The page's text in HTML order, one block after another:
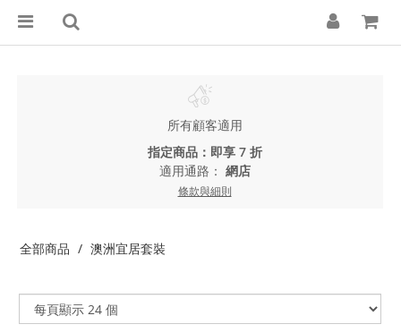
所有顧客適用
指定商品：即享 7 折
適用通路： 網店
條款與細則
全部商品 澳洲宜居套裝